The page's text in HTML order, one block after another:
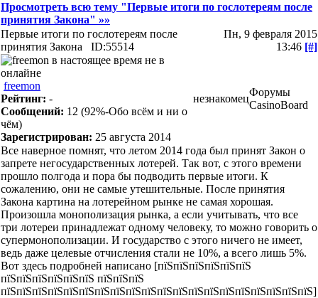
Просмотреть всю тему "Первые итоги по гослотереям после
принятия Закона" »»
Первые итоги по гослотереям после
принятия Закона
ID:55514
Пн, 9 февраля 2015
13:46 [#]
freemon
Рейтинг: -
Сообщений: 12 (92%-Обо всём и ни о
чём)
Зарегистрирован: 25 августа 2014
незнакомец
Форумы
CasinoBoard
Все наверное помнят, что летом 2014 года был принят Закон о
запрете негосударственных лотерей. Так вот, с этого времени
прошло полгода и пора бы подводить первые итоги. К
сожалению, они не самые утешительные. После принятия
Закона картина на лотерейном рынке не самая хорошая.
Произошла монополизация рынка, а если учитывать, что все
три лотереи принадлежат одному человеку, то можно говорить о
супермонополизации. И государство с этого ничего не имеет,
ведь даже целевые отчисления стали не 10%, а всего лишь 5%.
Вот здесь подробней написано [пїЅпїЅпїЅпїЅпїЅпїЅ
пїЅпїЅпїЅпїЅпїЅпїЅ пїЅпїЅпїЅ
пїЅпїЅпїЅпїЅпїЅпїЅпїЅпїЅпїЅпїЅпїЅпїЅпїЅпїЅпїЅпїЅпїЅпїЅпїЅпїЅ]